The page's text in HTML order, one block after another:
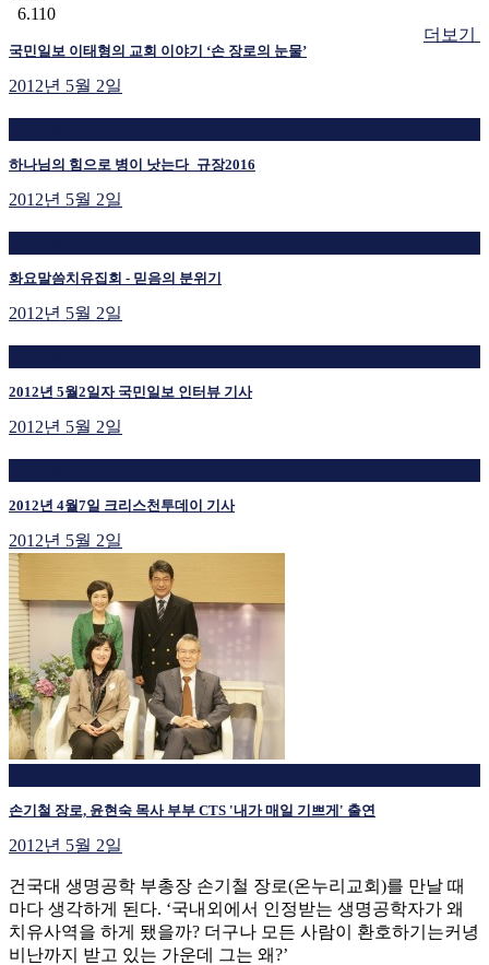
6.110
더보기
국민일보 이태형의 교회 이야기 ‘손 장로의 눈물’
2012년 5월 2일
하나님의 힘으로 병이 낫는다_규장2016
2012년 5월 2일
화요말씀치유집회 - 믿음의 분위기
2012년 5월 2일
2012년 5월2일자 국민일보 인터뷰 기사
2012년 5월 2일
2012년 4월7일 크리스천투데이 기사
2012년 5월 2일
손기철 장로, 윤현숙 목사 부부 CTS '내가 매일 기쁘게' 출연
2012년 5월 2일
건국대 생명공학 부총장 손기철 장로(온누리교회)를 만날 때
마다 생각하게 된다. ‘국내외에서 인정받는 생명공학자가 왜
치유사역을 하게 됐을까? 더구나 모든 사람이 환호하기는커녕
비난까지 받고 있는 가운데 그는 왜?’